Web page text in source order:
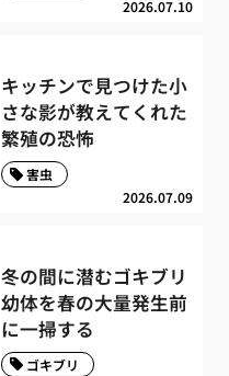
2026.07.10
キッチンで見つけた小
さな影が教えてくれた
繁殖の恐怖
2026.07.09
害虫
冬の間に潜むゴキブリ
幼体を春の大量発生前
に一掃する
ゴキブリ